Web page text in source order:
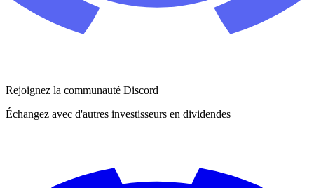
Rejoignez la communauté Discord
Échangez avec d'autres investisseurs en dividendes